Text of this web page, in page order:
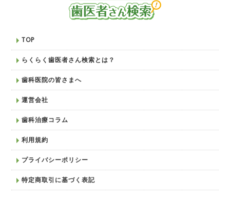
TOP
らくらく歯医者さん検索とは？
歯科医院の皆さまへ
運営会社
歯科治療コラム
利用規約
プライバシーポリシー
特定商取引に基づく表記